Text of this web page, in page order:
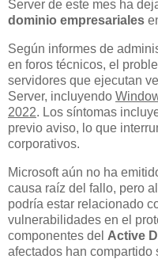
Server de este mes ha
dominio empresariales
Según informes de
en foros técnicos, el
servidores que ejecutan
Server, incluyendo
2022. Los síntomas
previo aviso, lo que
corporativos.
Microsoft aún no ha
causa raíz del fallo, pero
podría estar relacionado
vulnerabilidades en el
componentes del Active
afectados han